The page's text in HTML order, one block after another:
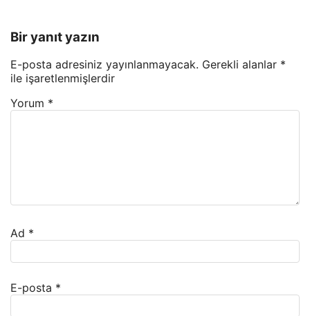
Bir yanıt yazın
E-posta adresiniz yayınlanmayacak. Gerekli alanlar *
ile işaretlenmişlerdir
Yorum *
Ad *
E-posta *